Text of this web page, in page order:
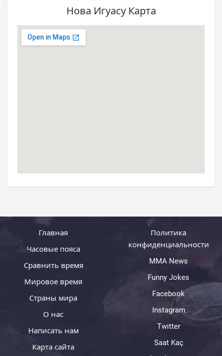
Нова Игуасу Карта
Главная
Часовые пояса
Сравнить время
Мировое время
Страны мира
О нас
Написать нам
Карта сайта
Политика
конфиденциальности
MMA News
Funny Jokes
Facebook
Instagram
Twitter
Saat Kaç